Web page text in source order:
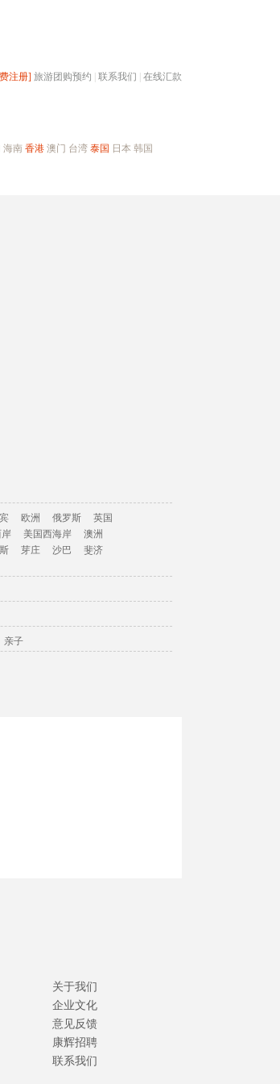
注册] 旅游团购预约 联系我们 在线汇款
海南 香港 澳门 台湾 泰国 日本 韩国
欧洲 俄罗斯
英国
美国西海岸
澳洲
芽庄 沙巴
斐济
亲子
关于我们
企业文化
意见反馈
康辉招聘
联系我们